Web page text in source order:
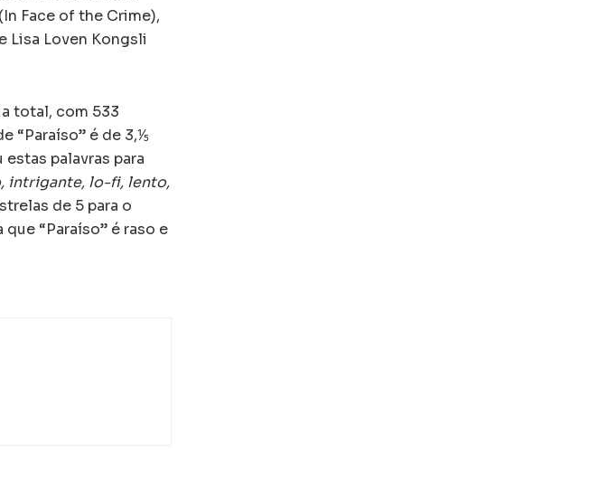
Face of the Crime),
Lisa Loven Kongsli
total, com 533
“Paraíso” é de 3,⅕
estas palavras para
intrigante, lo-fi, lento,
de 5 para o
“Paraíso” é raso e